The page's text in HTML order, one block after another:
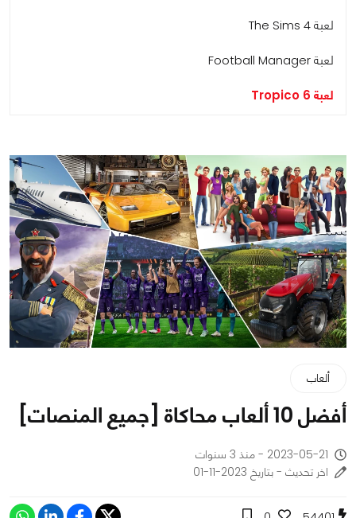
لعبة The Sims 4
لعبة Football Manager
لعبة Tropico 6
ألعاب
أفضل 10 ألعاب محاكاة [جميع المنصات]
2023-05-21 - منذ 3 سنوات
اخر تحديث - بتاريخ 2023-11-01